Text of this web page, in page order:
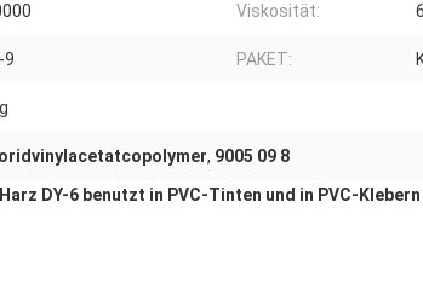
Viskosität:
9 PAKET:
, 9005 09 8
DY-6 benutzt in PVC-Tinten und in PVC-Klebern